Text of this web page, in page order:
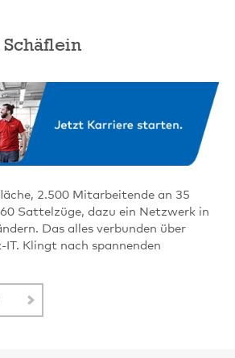
2.500 Mitarbeitende an 35
Sattelzüge, dazu ein Netzwerk in
Das alles verbunden über
Klingt nach spannenden